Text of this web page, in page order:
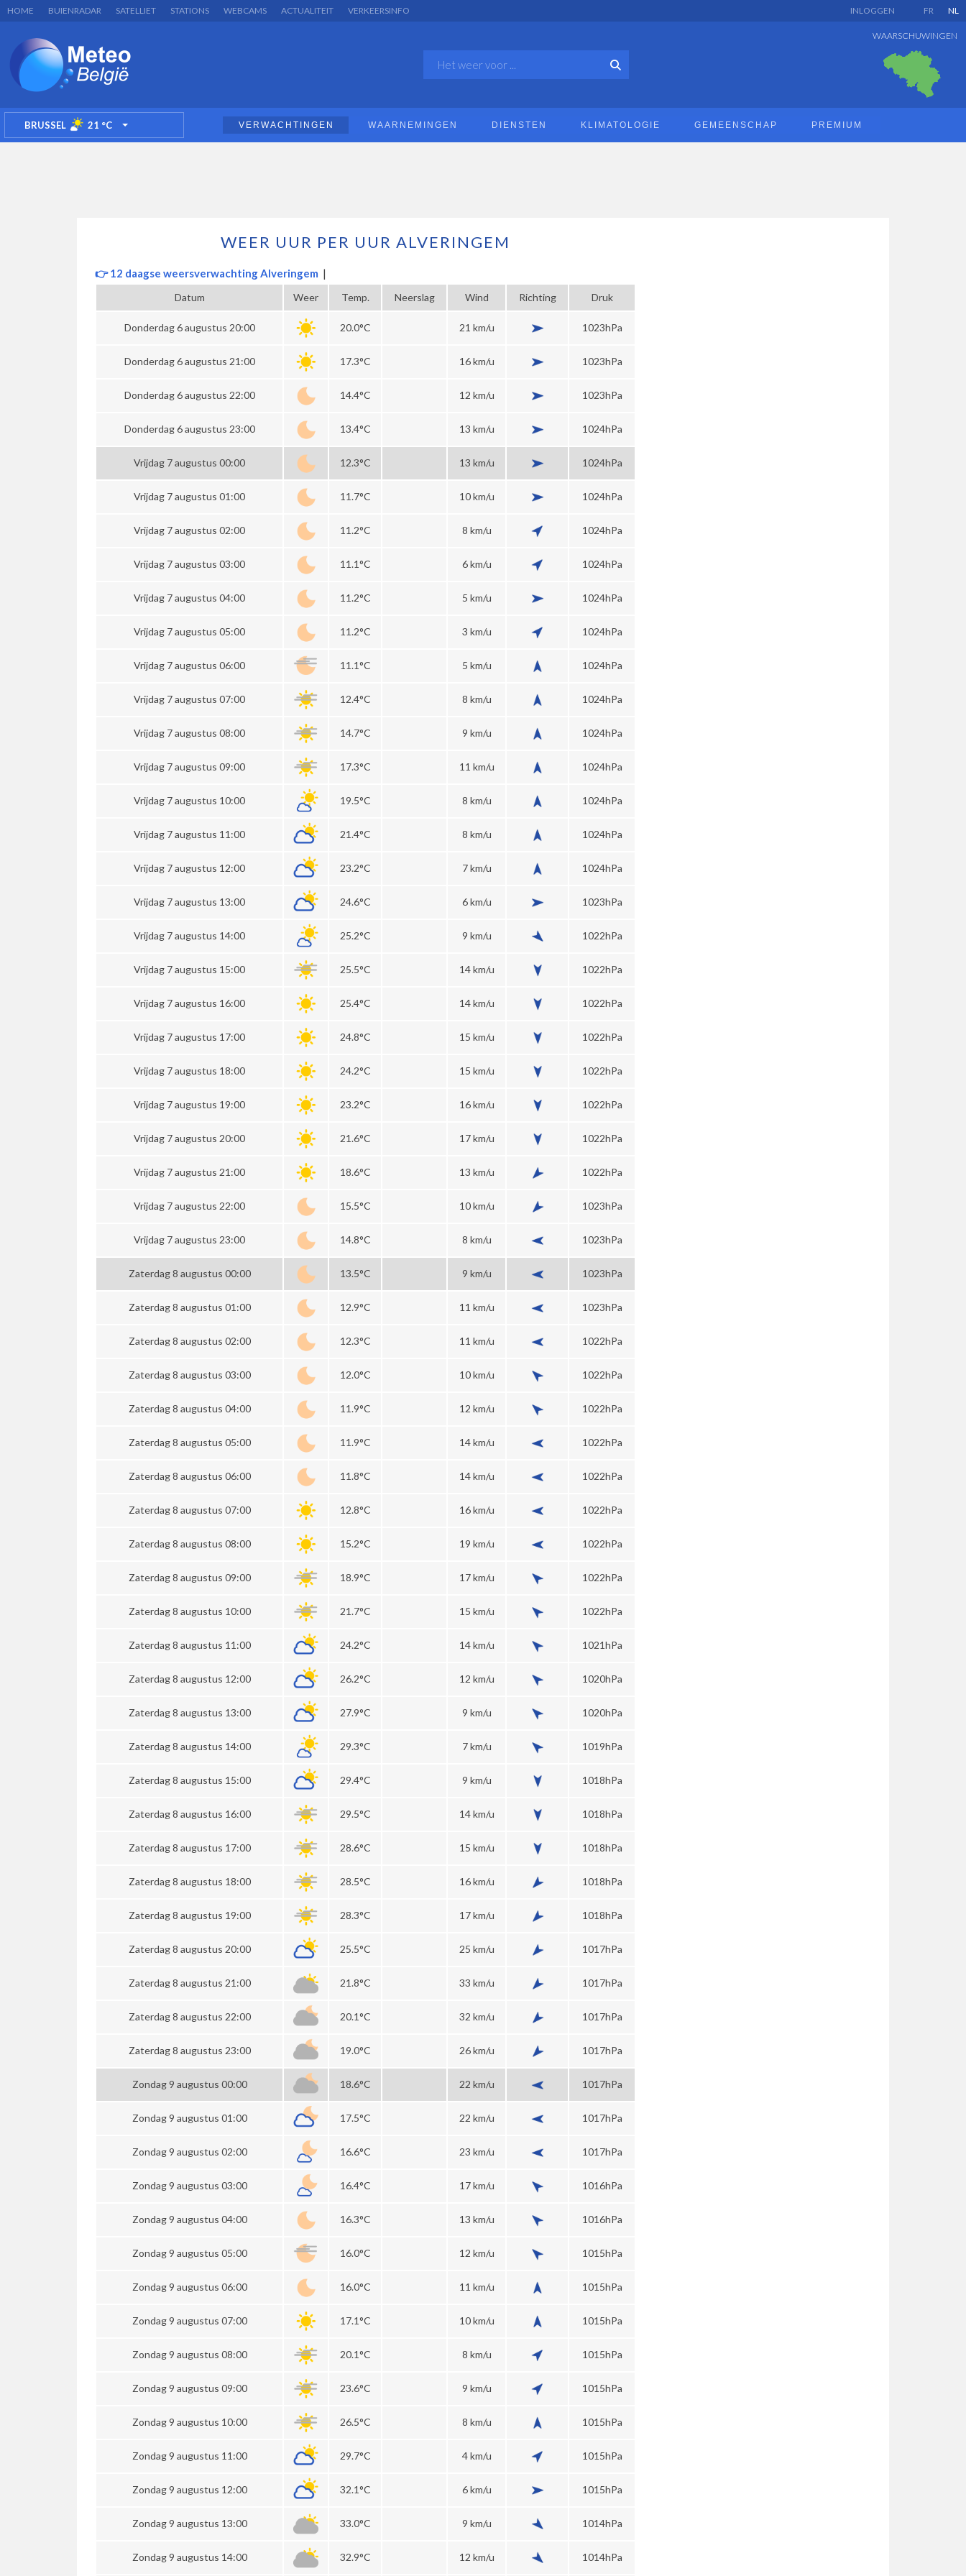
HOME BUIENRADAR SATELLIET STATIONS WEBCAMS ACTUALITEIT VERKEERSINFO FR NL
INLOGGEN
WAARSCHUWINGEN
BRUSSEL 21 °C TOGGLE DROPDOWN VERWACHTINGEN WAARNEMINGEN DIENSTEN KLIMATOLOGIE GEMEENSCHAP PREMIUM
WEER UUR PER UUR ALVERINGEM
👉 12 daagse weersverwachting Alveringem |
Datum Weer Temp. Neerslag Wind Richting Druk
Donderdag 6 augustus 20:00 20.0°C 21 km/u 1023hPa
Donderdag 6 augustus 21:00 17.3°C 16 km/u 1023hPa
Donderdag 6 augustus 22:00 14.4°C 12 km/u 1023hPa
Donderdag 6 augustus 23:00 13.4°C 13 km/u 1024hPa
Vrijdag 7 augustus 00:00 12.3°C 13 km/u 1024hPa
Vrijdag 7 augustus 01:00 11.7°C 10 km/u 1024hPa
Vrijdag 7 augustus 02:00 11.2°C 8 km/u 1024hPa
Vrijdag 7 augustus 03:00 11.1°C 6 km/u 1024hPa
Vrijdag 7 augustus 04:00 11.2°C 5 km/u 1024hPa
Vrijdag 7 augustus 05:00 11.2°C 3 km/u 1024hPa
Vrijdag 7 augustus 06:00 11.1°C 5 km/u 1024hPa
Vrijdag 7 augustus 07:00 12.4°C 8 km/u 1024hPa
Vrijdag 7 augustus 08:00 14.7°C 9 km/u 1024hPa
Vrijdag 7 augustus 09:00 17.3°C 11 km/u 1024hPa
Vrijdag 7 augustus 10:00 19.5°C 8 km/u 1024hPa
Vrijdag 7 augustus 11:00 21.4°C 8 km/u 1024hPa
Vrijdag 7 augustus 12:00 23.2°C 7 km/u 1024hPa
Vrijdag 7 augustus 13:00 24.6°C 6 km/u 1023hPa
Vrijdag 7 augustus 14:00 25.2°C 9 km/u 1022hPa
Vrijdag 7 augustus 15:00 25.5°C 14 km/u 1022hPa
Vrijdag 7 augustus 16:00 25.4°C 14 km/u 1022hPa
Vrijdag 7 augustus 17:00 24.8°C 15 km/u 1022hPa
Vrijdag 7 augustus 18:00 24.2°C 15 km/u 1022hPa
Vrijdag 7 augustus 19:00 23.2°C 16 km/u 1022hPa
Vrijdag 7 augustus 20:00 21.6°C 17 km/u 1022hPa
Vrijdag 7 augustus 21:00 18.6°C 13 km/u 1022hPa
Vrijdag 7 augustus 22:00 15.5°C 10 km/u 1023hPa
Vrijdag 7 augustus 23:00 14.8°C 8 km/u 1023hPa
Zaterdag 8 augustus 00:00 13.5°C 9 km/u 1023hPa
Zaterdag 8 augustus 01:00 12.9°C 11 km/u 1023hPa
Zaterdag 8 augustus 02:00 12.3°C 11 km/u 1022hPa
Zaterdag 8 augustus 03:00 12.0°C 10 km/u 1022hPa
Zaterdag 8 augustus 04:00 11.9°C 12 km/u 1022hPa
Zaterdag 8 augustus 05:00 11.9°C 14 km/u 1022hPa
Zaterdag 8 augustus 06:00 11.8°C 14 km/u 1022hPa
Zaterdag 8 augustus 07:00 12.8°C 16 km/u 1022hPa
Zaterdag 8 augustus 08:00 15.2°C 19 km/u 1022hPa
Zaterdag 8 augustus 09:00 18.9°C 17 km/u 1022hPa
Zaterdag 8 augustus 10:00 21.7°C 15 km/u 1022hPa
Zaterdag 8 augustus 11:00 24.2°C 14 km/u 1021hPa
Zaterdag 8 augustus 12:00 26.2°C 12 km/u 1020hPa
Zaterdag 8 augustus 13:00 27.9°C 9 km/u 1020hPa
Zaterdag 8 augustus 14:00 29.3°C 7 km/u 1019hPa
Zaterdag 8 augustus 15:00 29.4°C 9 km/u 1018hPa
Zaterdag 8 augustus 16:00 29.5°C 14 km/u 1018hPa
Zaterdag 8 augustus 17:00 28.6°C 15 km/u 1018hPa
Zaterdag 8 augustus 18:00 28.5°C 16 km/u 1018hPa
Zaterdag 8 augustus 19:00 28.3°C 17 km/u 1018hPa
Zaterdag 8 augustus 20:00 25.5°C 25 km/u 1017hPa
Zaterdag 8 augustus 21:00 21.8°C 33 km/u 1017hPa
Zaterdag 8 augustus 22:00 20.1°C 32 km/u 1017hPa
Zaterdag 8 augustus 23:00 19.0°C 26 km/u 1017hPa
Zondag 9 augustus 00:00 18.6°C 22 km/u 1017hPa
Zondag 9 augustus 01:00 17.5°C 22 km/u 1017hPa
Zondag 9 augustus 02:00 16.6°C 23 km/u 1017hPa
Zondag 9 augustus 03:00 16.4°C 17 km/u 1016hPa
Zondag 9 augustus 04:00 16.3°C 13 km/u 1016hPa
Zondag 9 augustus 05:00 16.0°C 12 km/u 1015hPa
Zondag 9 augustus 06:00 16.0°C 11 km/u 1015hPa
Zondag 9 augustus 07:00 17.1°C 10 km/u 1015hPa
Zondag 9 augustus 08:00 20.1°C 8 km/u 1015hPa
Zondag 9 augustus 09:00 23.6°C 9 km/u 1015hPa
Zondag 9 augustus 10:00 26.5°C 8 km/u 1015hPa
Zondag 9 augustus 11:00 29.7°C 4 km/u 1015hPa
Zondag 9 augustus 12:00 32.1°C 6 km/u 1015hPa
Zondag 9 augustus 13:00 33.0°C 9 km/u 1014hPa
Zondag 9 augustus 14:00 32.9°C 12 km/u 1014hPa